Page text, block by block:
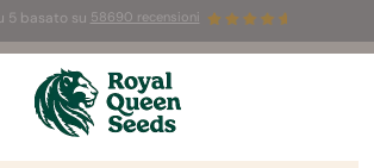
5 basato su 58690 recensioni
Sales:Fino al 50% di sconto
selezionati! ⏤